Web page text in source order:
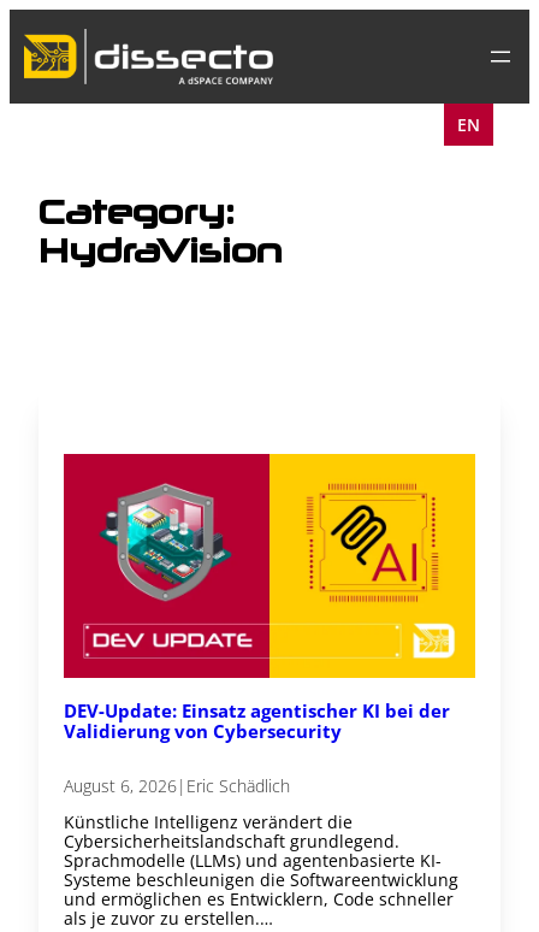
content
EN
Category:
HydraVision
DEV-Update: Einsatz agentischer KI bei der
Validierung von Cybersecurity
August 6, 2026| Eric Schädlich
Künstliche Intelligenz verändert die
Cybersicherheitslandschaft grundlegend.
Sprachmodelle (LLMs) und agentenbasierte KI-
Systeme beschleunigen die Softwareentwicklung
und ermöglichen es Entwicklern, Code schneller
als je zuvor zu erstellen.…